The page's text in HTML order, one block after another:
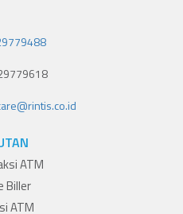
ATM
Biller
ATM